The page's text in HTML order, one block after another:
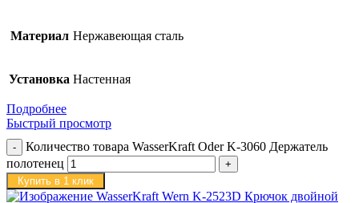
Материал Нержавеющая сталь
Установка Настенная
Подробнее
Быстрый просмотр
Количество товара WasserKraft Oder K-3060 Держатель
полотенец
Купить в 1 клик